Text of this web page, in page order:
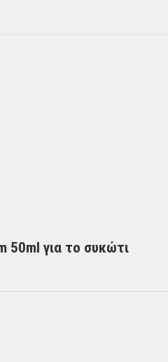
50ml για το συκώτι